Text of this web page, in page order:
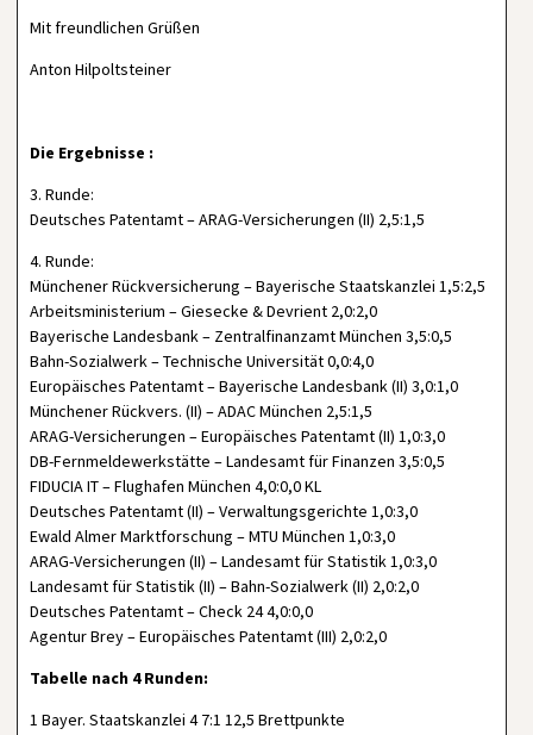
Mit freundlichen Grüßen
Anton Hilpoltsteiner
Die Ergebnisse :
3. Runde:
Deutsches Patentamt – ARAG-Versicherungen (II) 2,5:1,5
4. Runde:
Münchener Rückversicherung – Bayerische Staatskanzlei 1,5:2,5
Arbeitsministerium – Giesecke & Devrient 2,0:2,0
Bayerische Landesbank – Zentralfinanzamt München 3,5:0,5
Bahn-Sozialwerk – Technische Universität 0,0:4,0
Europäisches Patentamt – Bayerische Landesbank (II) 3,0:1,0
Münchener Rückvers. (II) – ADAC München 2,5:1,5
ARAG-Versicherungen – Europäisches Patentamt (II) 1,0:3,0
DB-Fernmeldewerkstätte – Landesamt für Finanzen 3,5:0,5
FIDUCIA IT – Flughafen München 4,0:0,0 KL
Deutsches Patentamt (II) – Verwaltungsgerichte 1,0:3,0
Ewald Almer Marktforschung – MTU München 1,0:3,0
ARAG-Versicherungen (II) – Landesamt für Statistik 1,0:3,0
Landesamt für Statistik (II) – Bahn-Sozialwerk (II) 2,0:2,0
Deutsches Patentamt – Check 24 4,0:0,0
Agentur Brey – Europäisches Patentamt (III) 2,0:2,0
Tabelle nach 4 Runden:
1 Bayer. Staatskanzlei 4 7:1 12,5 Brettpunkte